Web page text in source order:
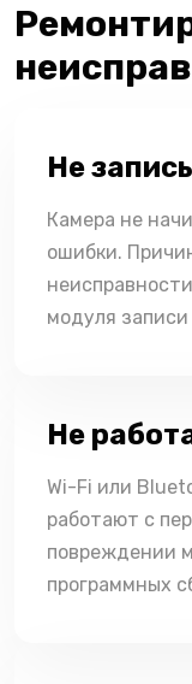
Не
Камера не
ошибки.
модуля
Не
Wi-Fi или
работают с
повреждении
программных